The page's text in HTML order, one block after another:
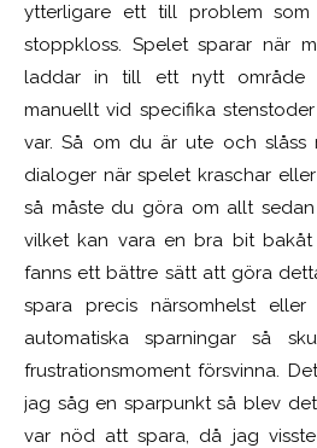
ytterligare ett till problem
stoppkloss. Spelet sparar när
laddar in till ett nytt område
manuellt vid specifika
var. Så om du är ute och slåss
dialoger när spelet kraschar
så måste du göra om allt
vilket kan vara en bra bit
fanns ett bättre sätt att göra
spara precis närsomhelst
automatiska sparningar så
frustrationsmoment försvinna.
jag såg en sparpunkt så blev
var nöd att spara, då jag